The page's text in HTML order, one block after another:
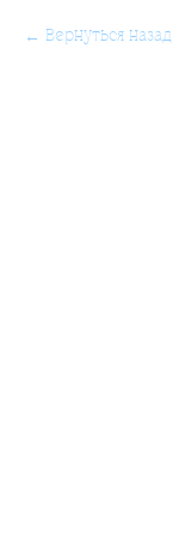
Вернуться назад